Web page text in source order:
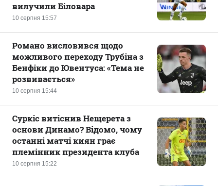
10 серпня 15:57
вилучили Біловара
10 серпня 15:44
Романо висловився щодо
можливого переходу Трубіна з
Бенфіки до Ювентуса: «Тема не
розвивається»
10 серпня 15:22
Суркіс витіснив Нещерета з
основи Динамо? Відомо, чому
останні матчі киян грає
племінник президента клуба